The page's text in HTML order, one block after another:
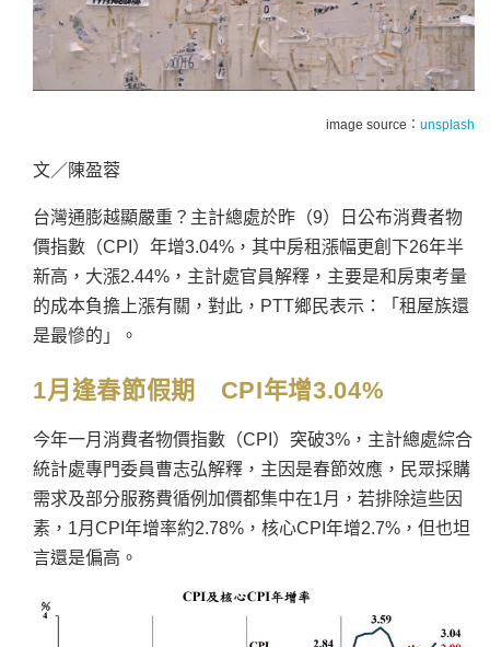
image source： unsplash
文／陳盈蓉
台灣通膨越顯嚴重？主計總處於昨（9）日公布消費者物
價指數（CPI）年增3.04%，其中房租漲幅更創下26年半
新高，大漲2.44%，主計處官員解釋，主要是和房東考量
的成本負擔上漲有關，對此，PTT鄉民表示：「租屋族還
是最慘的」。
1月逢春節假期 CPI年增3.04%
今年一月消費者物價指數（CPI）突破3%，主計總處綜合
統計處專門委員曹志弘解釋，主因是春節效應，民眾採購
需求及部分服務費循例加價都集中在1月，若排除這些因
素，1月CPI年增率約2.78%，核心CPI年增2.7%，但也坦
言還是偏高。